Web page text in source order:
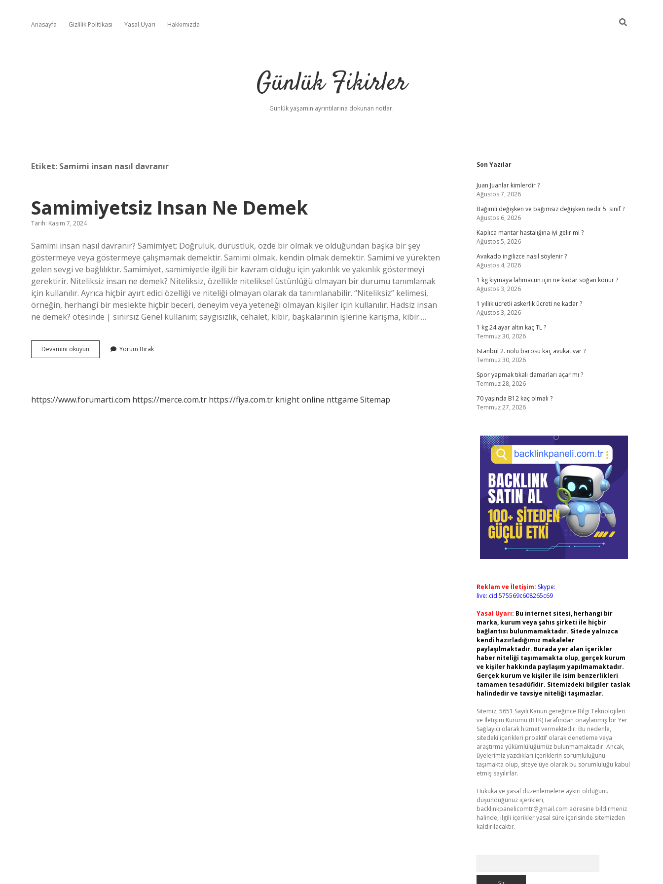
Anasayfa Gizlilik Politikası Yasal Uyarı Hakkımızda
Günlük Fikirler
Günlük yaşamın ayrıntılarına dokunan notlar.
Etiket: Samimi insan nasıl davranır
Samimiyetsiz Insan Ne Demek
Tarih: Kasım 7, 2024
Samimi insan nasıl davranır? Samimiyet; Doğruluk, dürüstlük, özde bir olmak ve olduğundan başka bir şey
göstermeye veya göstermeye çalışmamak demektir. Samimi olmak, kendin olmak demektir. Samimi ve yürekten
gelen sevgi ve bağlılıktır. Samimiyet, samimiyetle ilgili bir kavram olduğu için yakınlık ve yakınlık göstermeyi
gerektirir. Niteliksiz insan ne demek? Niteliksiz, özellikle niteliksel üstünlüğü olmayan bir durumu tanımlamak
için kullanılır. Ayrıca hiçbir ayırt edici özelliği ve niteliği olmayan olarak da tanımlanabilir. “Niteliksiz” kelimesi,
örneğin, herhangi bir meslekte hiçbir beceri, deneyim veya yeteneği olmayan kişiler için kullanılır. Hadsiz insan
ne demek? ötesinde | sınırsız Genel kullanım; saygısızlık, cehalet, kibir, başkalarının işlerine karışma, kibir.…
Devamını okuyun Samimiyetsiz
Insan
Yorum Bırak
https://www.forumarti.com https://merce.com.tr https://fiya.com.tr knight online nttgame Sitemap
Sidebar
Son Yazılar
Juan Juanlar kimlerdir ?
Ağustos 7, 2026
Bağımlı değişken ve bağımsız değişken nedir 5. sınıf ?
Ağustos 6, 2026
Kaplıca mantar hastalığına iyi gelir mi ?
Ağustos 5, 2026
Avakado ingilizce nasıl söylenir ?
Ağustos 4, 2026
1 kg kıymaya lahmacun için ne kadar soğan konur ?
Ağustos 3, 2026
1 yıllık ücretli askerlik ücreti ne kadar ?
Ağustos 3, 2026
1 kg 24 ayar altın kaç TL ?
Temmuz 30, 2026
İstanbul 2. nolu barosu kaç avukat var ?
Temmuz 30, 2026
Spor yapmak tıkalı damarları açar mı ?
Temmuz 28, 2026
70 yaşında B12 kaç olmalı ?
Temmuz 27, 2026
Reklam ve İletişim: Skype:
live:.cid.575569c608265c69
Yasal Uyarı: Bu internet sitesi, herhangi bir
marka, kurum veya şahıs şirketi ile hiçbir
bağlantısı bulunmamaktadır. Sitede yalnızca
kendi hazırladığımız makaleler
paylaşılmaktadır. Burada yer alan içerikler
haber niteliği taşımamakta olup, gerçek kurum
ve kişiler hakkında paylaşım yapılmamaktadır.
Gerçek kurum ve kişiler ile isim benzerlikleri
tamamen tesadüfidir. Sitemizdeki bilgiler taslak
halindedir ve tavsiye niteliği taşımazlar.
Sitemiz, 5651 Sayılı Kanun gereğince Bilgi Teknolojileri
ve İletişim Kurumu (BTK) tarafından onaylanmış bir Yer
Sağlayıcı olarak hizmet vermektedir. Bu nedenle,
sitedeki içerikleri proaktif olarak denetleme veya
araştırma yükümlülüğümüz bulunmamaktadır. Ancak,
üyelerimiz yazdıkları içeriklerin sorumluluğunu
taşımakta olup, siteye üye olarak bu sorumluluğu kabul
etmiş sayılırlar.
Hukuka ve yasal düzenlemelere aykırı olduğunu
düşündüğünüz içerikleri,
backlinkpanelicomtr@gmail.com adresine bildirmeniz
halinde, ilgili içerikler yasal süre içerisinde sitemizden
kaldırılacaktır.